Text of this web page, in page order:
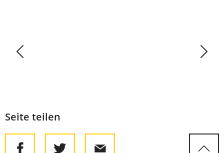
Vorherige
Nächste
Ziehen
Sie
Pfeiltasten,
Seite teilen